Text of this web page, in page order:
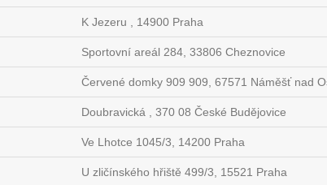
K Jezeru , 14900 Praha
Sportovní areál 284, 33806 Cheznovice
Červené domky 909 909, 67571 Náměšť nad
Doubravická , 370 08 České Budějovice
Ve Lhotce 1045/3, 14200 Praha
U zličínského hřiště 499/3, 15521 Praha